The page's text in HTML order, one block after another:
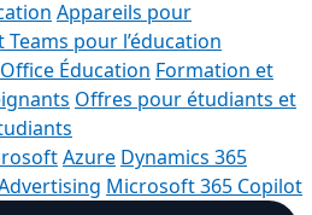
Appareils pour
pour l’éducation
Office Éducation Formation et
Offres pour étudiants et
Azure Dynamics 365
Microsoft 365 Copilot